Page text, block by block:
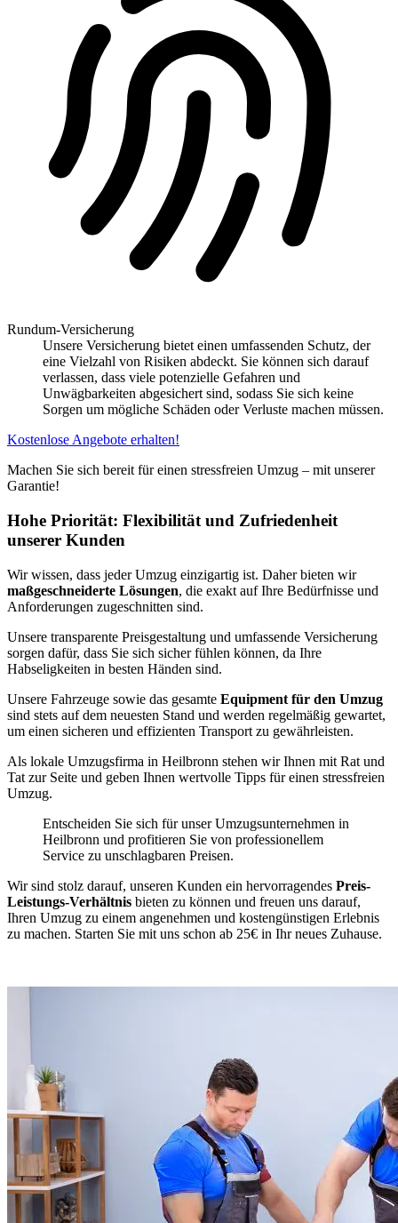
Rundum-Versicherung
Unsere Versicherung bietet einen umfassenden Schutz, der
eine Vielzahl von Risiken abdeckt. Sie können sich darauf
verlassen, dass viele potenzielle Gefahren und
Unwägbarkeiten abgesichert sind, sodass Sie sich keine
Sorgen um mögliche Schäden oder Verluste machen müssen.
Kostenlose Angebote erhalten!
Machen Sie sich bereit für einen stressfreien Umzug – mit unserer
Garantie!
Hohe Priorität: Flexibilität und Zufriedenheit
unserer Kunden
Wir wissen, dass jeder Umzug einzigartig ist. Daher bieten wir
maßgeschneiderte Lösungen, die exakt auf Ihre Bedürfnisse und
Anforderungen zugeschnitten sind.
Unsere transparente Preisgestaltung und umfassende Versicherung
sorgen dafür, dass Sie sich sicher fühlen können, da Ihre
Habseligkeiten in besten Händen sind.
Unsere Fahrzeuge sowie das gesamte Equipment für den Umzug
sind stets auf dem neuesten Stand und werden regelmäßig gewartet,
um einen sicheren und effizienten Transport zu gewährleisten.
Als lokale Umzugsfirma in Heilbronn stehen wir Ihnen mit Rat und
Tat zur Seite und geben Ihnen wertvolle Tipps für einen stressfreien
Umzug.
Entscheiden Sie sich für unser Umzugsunternehmen in
Heilbronn und profitieren Sie von professionellem
Service zu unschlagbaren Preisen.
Wir sind stolz darauf, unseren Kunden ein hervorragendes Preis-
Leistungs-Verhältnis bieten zu können und freuen uns darauf,
Ihren Umzug zu einem angenehmen und kostengünstigen Erlebnis
zu machen. Starten Sie mit uns schon ab 25€ in Ihr neues Zuhause.